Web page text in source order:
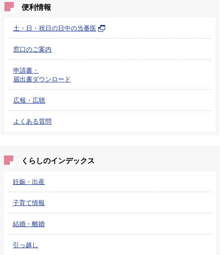
便利情報
土・日・祝日の日中の当番医
窓口のご案内
申請書・
届出書ダウンロード
広報・広聴
よくある質問
くらしのインデックス
妊娠・出産
子育て情報
結婚・離婚
引っ越し